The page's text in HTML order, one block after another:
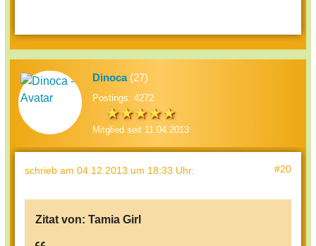
Dinoca(27)
Postings: 4272
Mitglied seit 11.04.2013
schrieb am 04.12.2013 um 18:33 Uhr: #20
Zitat von: Tamia Girl